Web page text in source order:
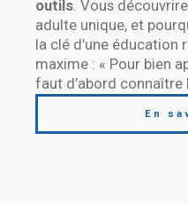
outils . Vous
adulte unique, et
la clé d’une éducation
maxime : « Pour bien
faut d’abord connaître
En